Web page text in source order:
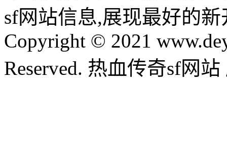
sf网站信息,展现最好的
Copyright © 2021
Reserved. 热血传奇sf网